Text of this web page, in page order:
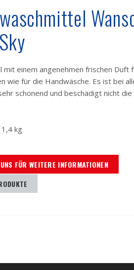
mit einem angenehmen frischen Duft
wie für die Handwäsche. Es ist bei
schonend und beschädigt nicht
kg
FÜR WEITERE INFORMATIONEN